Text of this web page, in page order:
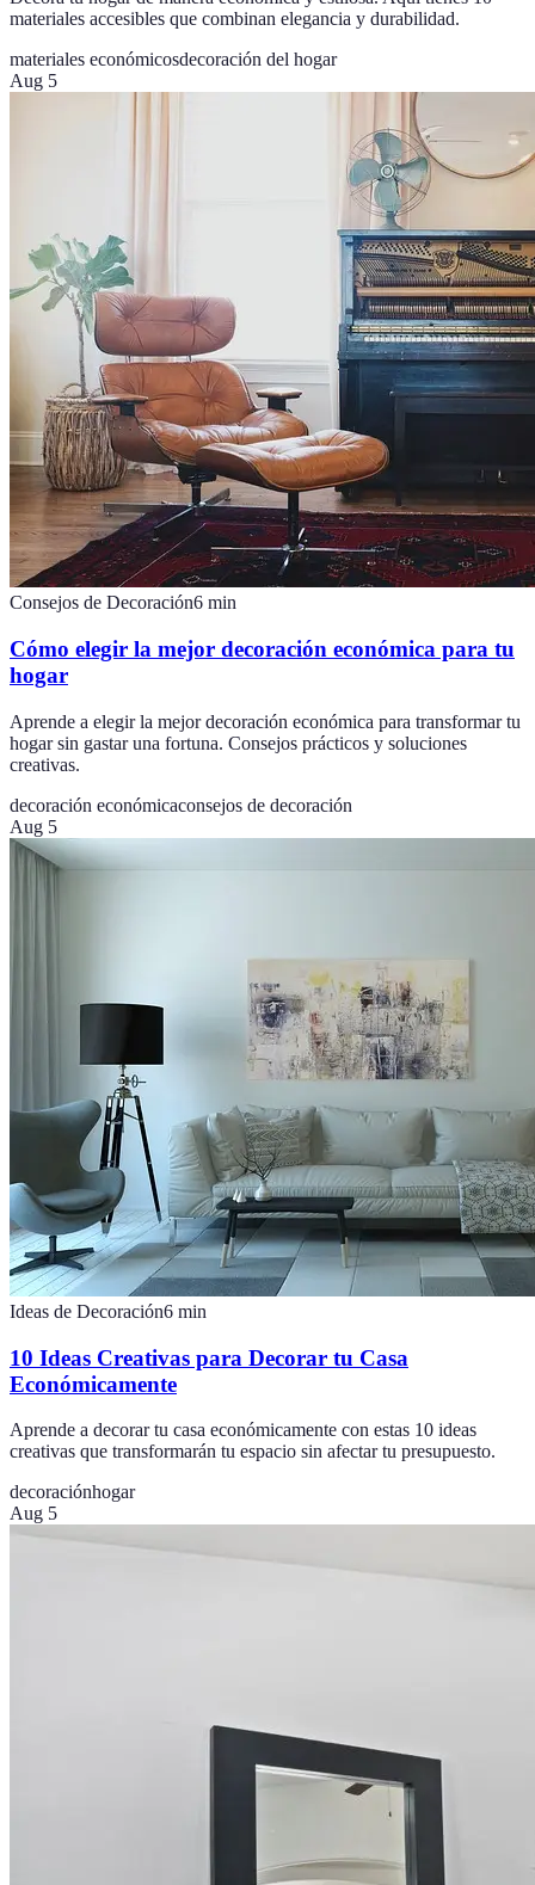
materiales accesibles que combinan elegancia y durabilidad.
materiales económicosdecoración del hogar
Aug 5
Consejos de Decoración6 min
Cómo elegir la mejor decoración económica para tu
hogar
Aprende a elegir la mejor decoración económica para transformar tu
hogar sin gastar una fortuna. Consejos prácticos y soluciones
creativas.
decoración económicaconsejos de decoración
Aug 5
Ideas de Decoración6 min
10 Ideas Creativas para Decorar tu Casa
Económicamente
Aprende a decorar tu casa económicamente con estas 10 ideas
creativas que transformarán tu espacio sin afectar tu presupuesto.
decoraciónhogar
Aug 5